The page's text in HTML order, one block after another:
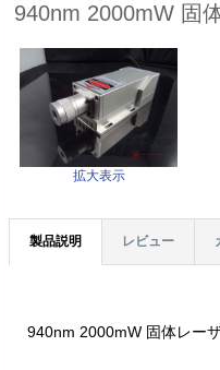
940nm 2000mW 固
拡大表示
製品説明 レビュー
940nm 2000mW 固体レー